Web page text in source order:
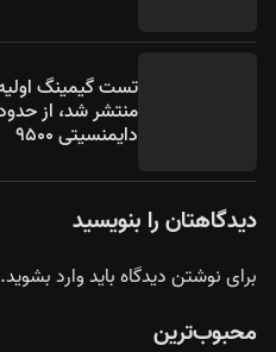
دایمنسیتی ۹۵۰۰
دیدگاهتان را بنویسید
برای نوشتن دیدگاه بایدوارد بشوید.
محبوب‌ترین